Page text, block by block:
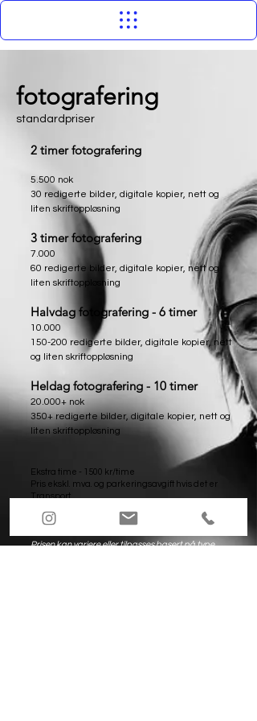
Grace Emmelot
fotografering
standardpriser
2 timer fotografering
5.500 nok
30 redigerte bilder, digitale kopier, nett og
liten skriftoppløsning
3 timer fotografering
7.000
60 redigerte bilder, digitale kopier, nett og
liten skriftoppløsning
Halvdag fotografering - 6 timer
10.000
150-200 redigerte bilder, digitale kopier, nett
og liten skriftoppløsning
Heldag fotografering - 10 timer
20.000+ nok​
350+ redigerte bilder, digitale kopier, nett og
liten skriftoppløsning
Ekstra time - 1500 kr/time
Pris ekskl. mva. og parkeringsavgift hvis det er
Transport
Oslo - +1.200
Prisen kan variere eller tilpasses basert på type